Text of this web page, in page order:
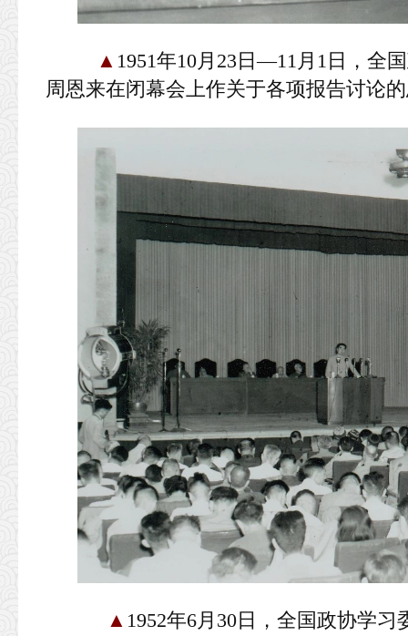
▲ 1951年10月23日—11月1日，全
周恩来在闭幕会上作关于各项报告讨论
▲ 1952年6月30日，全国政协学